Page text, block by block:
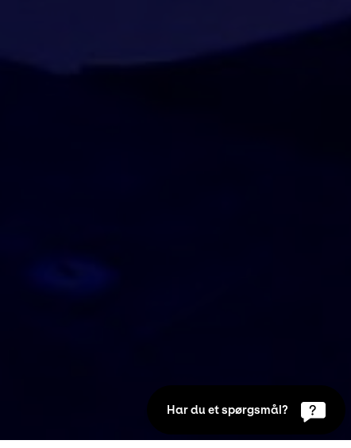
Har du et spørgsmål?